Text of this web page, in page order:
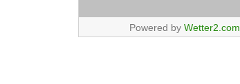
Powered by Wetter2.com